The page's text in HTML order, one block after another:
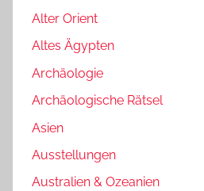
Alter Orient
Altes Ägypten
Archäologie
Archäologische Rätsel
Asien
Ausstellungen
Australien & Ozeanien